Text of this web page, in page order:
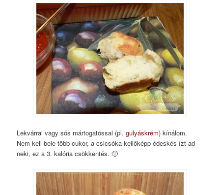
Lekvárral vagy sós mártogatóssal (pl.gulyáskrém) kínálom.
Nem kell bele több cukor, a csicsóka kellőképp édeskés ízt ad
neki, ez a 3. kalória csökkentés. 🙂